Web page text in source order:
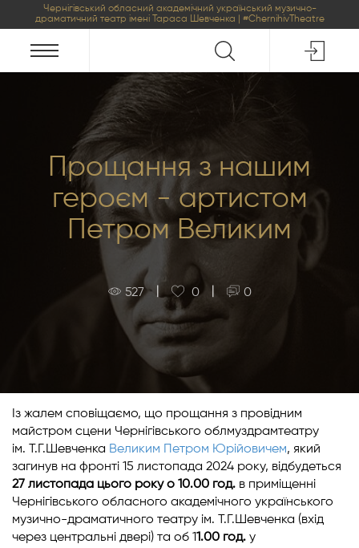
Чернігівський обласний академічний український музично-
драматичний театр імені Тараса Шевченка | #ChernihivTheatre
Прощання з нашим
героєм - артистом
Петром Великим
527 0 0
Із жалем сповіщаємо, що прощання з провідним
майстром сцени Чернігівського облмуздрамтеатру
ім. Т.Г.Шевченка Великим Петром Юрійовичем, який
загинув на фронті 15 листопада 2024 року, відбудеться
27 листопада цього року о 10.00 год. в приміщенні
Чернігівського обласного академічного українського
музично-драматичного театру ім. Т.Г.Шевченка (вхід
через центральні двері) та об 11.00 год. у